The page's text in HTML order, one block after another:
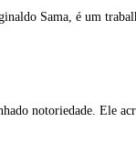
Sama, é um
notoriedade. Ele